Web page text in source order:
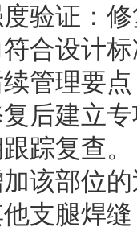
验证：
合设计
续管理要点
后建立
踪复查。
该部位
支腿焊